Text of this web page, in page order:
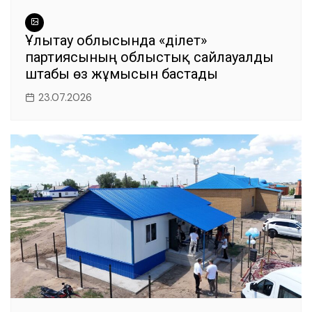
Ұлытау облысында «Әділет»
партиясының облыстық сайлауалды
штабы өз жұмысын бастады
23.07.2026